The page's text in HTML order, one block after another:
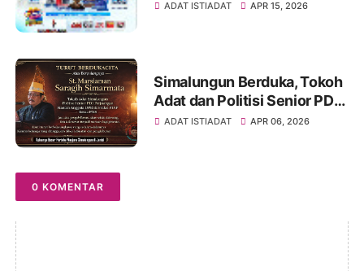
ADAT ISTIADAT APR 15, 2026
Simalungun Berduka, Tokoh
Adat dan Politisi Senior PDIP
St Marsiaman Saragih
ADAT ISTIADAT APR 06, 2026
0 KOMENTAR